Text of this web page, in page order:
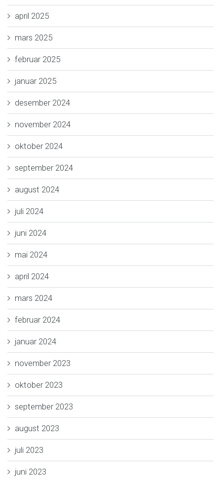
april 2025
mars 2025
februar 2025
januar 2025
desember 2024
november 2024
oktober 2024
september 2024
august 2024
juli 2024
juni 2024
mai 2024
april 2024
mars 2024
februar 2024
januar 2024
november 2023
oktober 2023
september 2023
august 2023
juli 2023
juni 2023